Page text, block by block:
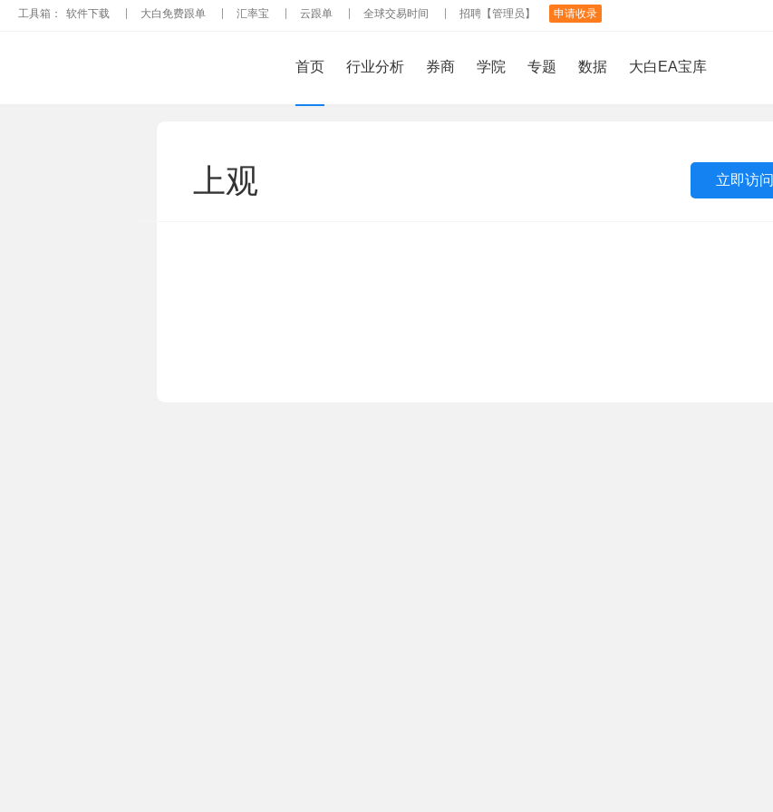
工具箱： 软件下载 大白免费跟单 汇率宝 云跟单 全球交易时间 招聘【管理员】 申请收录
首页 行业分析 券商 学院 专题 数据 大白EA宝库
上观 立即访问